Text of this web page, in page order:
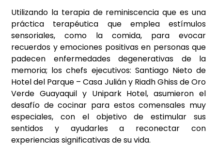
Utilizando la terapia de reminiscencia que es una
práctica terapéutica que emplea estímulos
sensoriales, como la comida, para evocar
recuerdos y emociones positivas en personas que
padecen enfermedades degenerativas de la
memoria; los chefs ejecutivos: Santiago Nieto de
Hotel del Parque – Casa Julián y Riadh Ghiss de Oro
Verde Guayaquil y Unipark Hotel, asumieron el
desafío de cocinar para estos comensales muy
especiales, con el objetivo de estimular sus
sentidos y ayudarles a reconectar con
experiencias significativas de su vida.